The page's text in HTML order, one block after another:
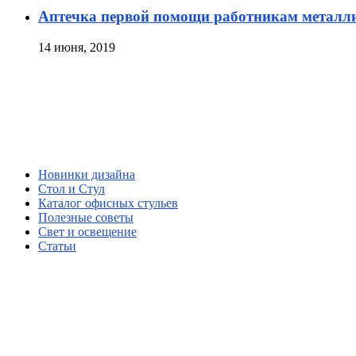
Аптечка первой помощи работникам
14 июня, 2019
Новинки дизайна
Стол и Стул
Каталог офисных стульев
Полезные советы
Свет и освещение
Статьи